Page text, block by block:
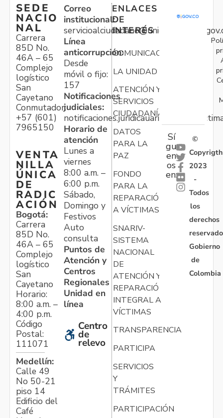
SEDE
NACIO
NAL
Carrera
85D No.
46A – 65
Complejo
logístico
San
Cayetano
Conmutador:
+57 (601)
7965150
VENTA
NILLA
ÚNICA
DE
RADIC
ACIÓN
Bogotá:
Carrera
85D No.
46A – 65
Complejo
logístico
San
Cayetano
Horario:
8:00 a.m. –
4:00 p.m.
Código
Postal:
111071
Medellín:
Calle 49
No 50-21
piso 14
Edificio del
Café
Correo
institucional:
Línea
anticorrupción:
Desde
móvil o fijo:
157
Notificaciones
judiciales:
Horario de
atención
Lunes a
viernes
8:00 a.m. –
6:00 p.m.
Sábado,
Domingo y
Festivos
Auto
consulta
Puntos de
Atención y
Centros
Regionales
Unidad en
línea
Centro
de
relevo
ENLACES
DE
INTERÉS
COMUNICACIONES
LA UNIDAD
ATENCIÓN Y
SERVICIOS
CIUDADANÍA
DATOS
PARA LA
PAZ
FONDO
PARA LA
REPARACIÓN
A VÍCTIMAS
SNARIV-
SISTEMA
NACIONAL
DE
ATENCIÓN Y
REPARACIÓN
INTEGRAL A
VÍCTIMAS
TRANSPARENCIA
PARTICIPA
SERVICIOS
Y
TRÁMITES
PARTICIPACIÓN
Sí
gu
en
os
en:
©
Copyrigth
2023
-
Todos
los
derechos
Gobierno
de
Colombia